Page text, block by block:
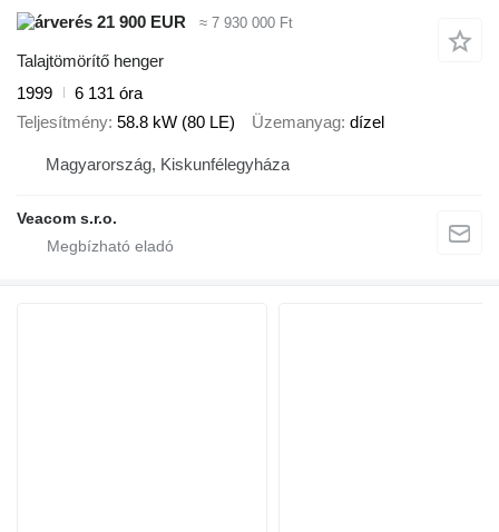
21 900 EUR
≈ 7 930 000 Ft
Talajtömörítő henger
1999
6 131 óra
Teljesítmény 58.8 kW (80 LE) Üzemanyag dízel
Magyarország, Kiskunfélegyháza
Veacom s.r.o.